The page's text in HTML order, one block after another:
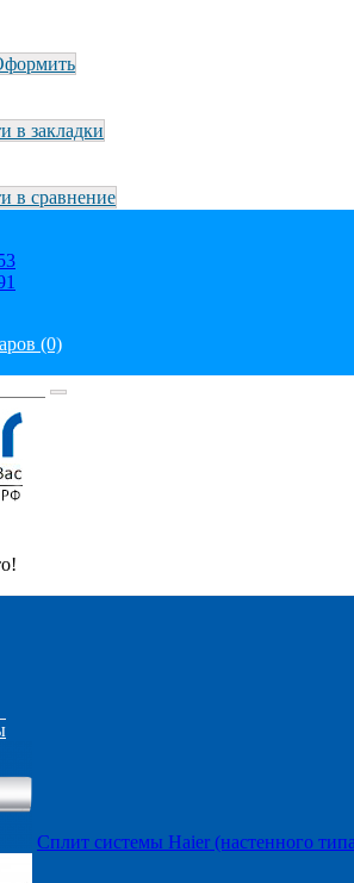
в закладки
в сравнение
(0)
Сплит системы Haier (настенного